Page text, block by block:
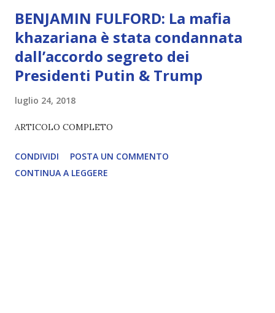
BENJAMIN FULFORD: La mafia
khazariana è stata condannata
dall’accordo segreto dei
Presidenti Putin & Trump
luglio 24, 2018
ARTICOLO COMPLETO
CONDIVIDI
POSTA UN COMMENTO
CONTINUA A LEGGERE